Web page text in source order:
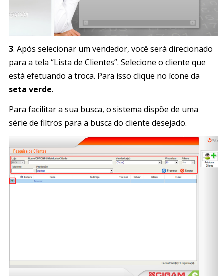
3. Após selecionar um vendedor, você será direcionado
para a tela “Lista de Clientes”. Selecione o cliente que
está efetuando a troca. Para isso clique no ícone da
seta verde.
Para facilitar a sua busca, o sistema dispõe de uma
série de filtros para a busca do cliente desejado.